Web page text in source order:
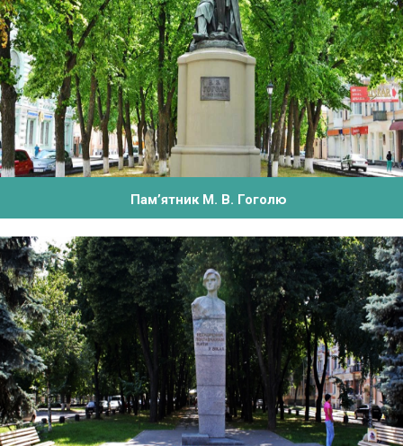
Пам’ятник М. В. Гоголю